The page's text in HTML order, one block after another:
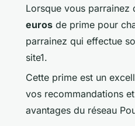
Lorsque vous parrainez
euros de prime pour
parrainez qui effectue
site1.
Cette prime est un
vos recommandations
avantages du réseau